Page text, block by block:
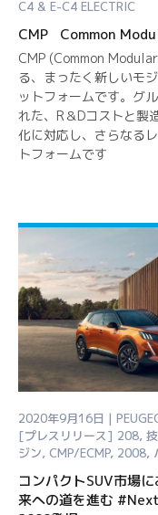
C4 & E-C4 ELECTRIC
CMP Common
CMP (Common
る、まったく新しいモ
ットフォームです。グ
れた、R＆Dコストと製
化に対応し、さらなる
トフォームです
2020年9月16日 |
[プレスリリース] 208,
ジン, CMP/ECMP, 2008,
コンパクトSUV市場
来への道を進む